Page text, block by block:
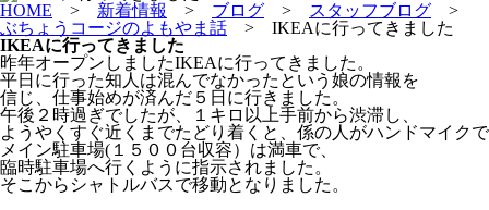
HOME > 新着情報 > ブログ > スタッフブログ >
ぶちょうコージのよもやま話 > IKEAに行ってきました
IKEAに行ってきました
昨年オープンしましたIKEAに行ってきました。
平日に行った知人は混んでなかったという娘の情報を
信じ、仕事始めが済んだ５日に行きました。
午後２時過ぎでしたが、１キロ以上手前から渋滞し、
ようやくすぐ近くまでたどり着くと、係の人がハンドマイクで
メイン駐車場(１５００台収容）は満車で、
臨時駐車場へ行くように指示されました。
そこからシャトルバスで移動となりました。